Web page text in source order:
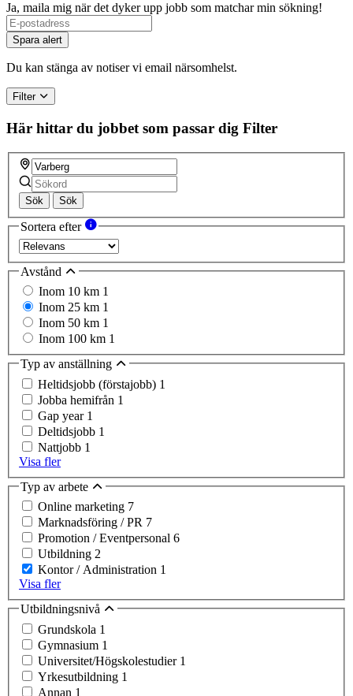
Ja, maila mig när det dyker upp jobb som matchar min sökning!
Spara alert
Du kan stänga av notiser vi email närsomhelst.
Filter
Här hittar du jobbet som passar dig Filter
Sök Sök
Sortera efter
Avstånd
Inom 10 km 1
Inom 25 km 1
Inom 50 km 1
Inom 100 km 1
Typ av anställning
Heltidsjobb (förstajobb) 1
Jobba hemifrån 1
Gap year 1
Deltidsjobb 1
Nattjobb 1
Visa fler
Typ av arbete
Online marketing 7
Marknadsföring / PR 7
Promotion / Eventpersonal 6
Utbildning 2
Kontor / Administration 1
Visa fler
Utbildningsnivå
Grundskola 1
Gymnasium 1
Universitet/Högskolestudier 1
Yrkesutbildning 1
Annan 1